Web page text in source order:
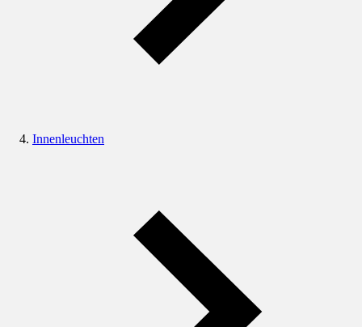
Innenleuchten